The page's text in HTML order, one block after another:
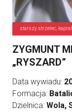
starszy strzelec,
ZYGMUNT
„RYSZARD”
Data wywiadu:
Formacja:
Dzielnica: Wola,